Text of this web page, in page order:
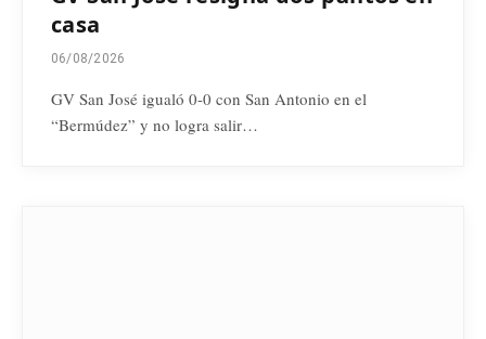
casa
06/08/2026
GV San José igualó 0-0 con San Antonio en el
“Bermúdez” y no logra salir…